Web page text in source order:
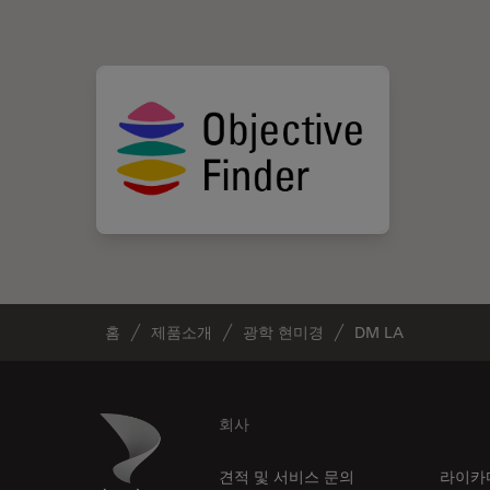
홈 제품소개 광학 현미경 DM LA
Danaher Logo 회사
견적 및 서비스 문의
라이카